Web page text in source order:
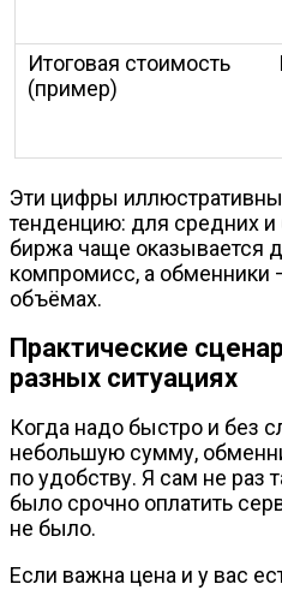
Эти цифры
тенденцию: для средних
биржа чаще оказывается
компромисс, а
объёмах.
Практические
разных ситуациях
Когда надо быстро и без
небольшую сумму,
по удобству. Я сам не раз
было срочно оплатить
не было.
Если важна цена и у вас